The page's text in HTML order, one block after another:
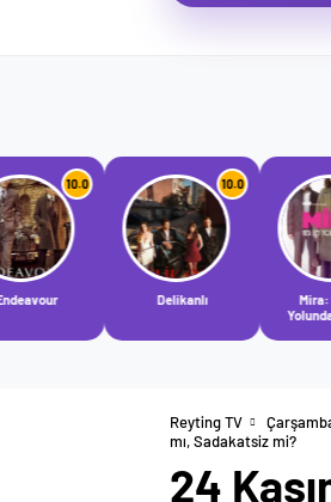
Delikanlı
Mira: Her Şey
Reyting TV
mı, Sadakatsiz mi?
24